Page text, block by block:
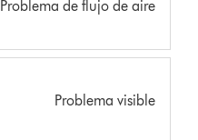
Problema de flujo de aire
Problema visible